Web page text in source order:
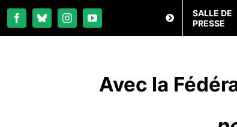
SALLE DE
PRESSE
Avec la